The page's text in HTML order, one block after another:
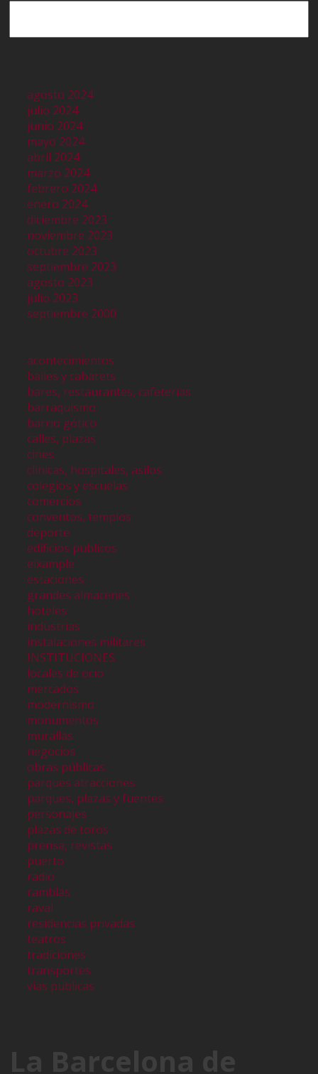
agosto 2024
julio 2024
junio 2024
mayo 2024
abril 2024
marzo 2024
febrero 2024
enero 2024
diciembre 2023
noviembre 2023
octubre 2023
septiembre 2023
agosto 2023
julio 2023
septiembre 2000
acontecimientos
bailes y cabarets
bares, restaurantes, cafeterías
barraquismo
barrio gótico
calles, plazas
cines
clinicas, hospitales, asilos
colegios y escuelas
comercios
conventos, templos
deporte
edificios publicos
eixample
estaciones
grandes almacenes
hoteles
industrias
instalaciones militares
INSTITUCIONES
locales de ocio
mercados
modernismo
monumentos
murallas
negocios
obras públicas
parques atracciones
parques, plazas y fuentes
personajes
plazas de toros
prensa, revistas
puerto
radio
ramblas
raval
residencias privadas
teatros
tradiciones
transportes
vias publicas
La Barcelona de